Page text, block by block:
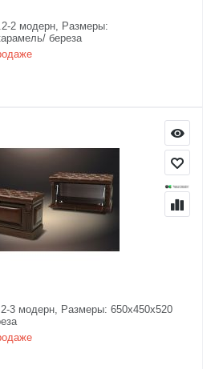
2 модерн, Размеры:
береза
3 модерн, Размеры: 650х450х520